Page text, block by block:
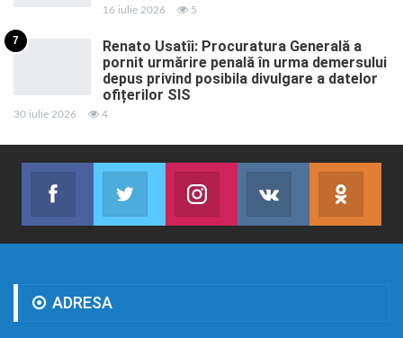
16 iulie 2026 5
7
Renato Usatîi: Procuratura Generală a
pornit urmărire penală în urma demersului
depus privind posibila divulgare a datelor
ofițerilor SIS
30 iulie 2026 4
Facebook
Abonează-te
Twitter
Join us on TwitterJoin us on Instagram
Abonează-te
ADRESA